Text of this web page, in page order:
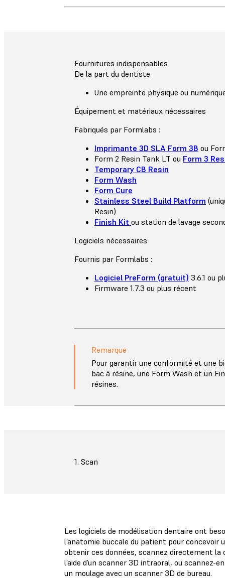
Fournitures indispensables
De la part du dentiste
Une empreinte physique ou
Équipement et matériaux nécessaires
Fabriqués par Formlabs :
Imprimante 3D SLA Form 3B ou
Form 2 Resin Tank LT ou Form 3
Temporary CB Resin
Form Wash
Form Cure
Stainless Steel Build Platform
Resin)
Finish Kit ou station de lavage
Logiciels nécessaires
Fournis par Formlabs :
Logiciel PreForm (gratuit) 3.6.1 ou
Firmware 1.7.3 ou plus récent
Remarque
Pour garantir une conformité et une
bac à résine, une Form Wash et un
résines.
1. Scan
Les logiciels de modélisation dentaire ont
l’anatomie buccale du patient pour concevoir
obtenir ces données, scannez directement la
l’aide d’un scanner 3D intraoral, ou scannez-
un moulage avec un scanner 3D de bureau.